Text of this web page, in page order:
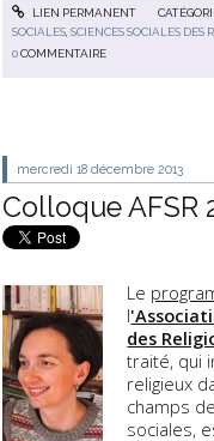
LIEN PERMANENT
SOCIALES ,SCIENCES SOCIALES DES
0COMMENTAIRE
mercredi 18 décembre 2013
Colloque AFSR
Le
l
des
traité, qui
religieux
champs
sociales,